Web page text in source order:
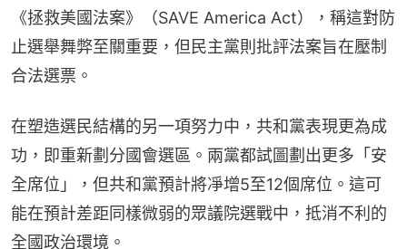
《拯救美國法案》（SAVE America Act），稱這對防
止選舉舞弊至關重要，但民主黨則批評法案旨在壓制
合法選票。
在塑造選民結構的另一項努力中，共和黨表現更為成
功，即重新劃分國會選區。兩黨都試圖劃出更多「安
全席位」，但共和黨預計將凈增5至12個席位。這可
能在預計差距同樣微弱的眾議院選戰中，抵消不利的
全國政治環境。